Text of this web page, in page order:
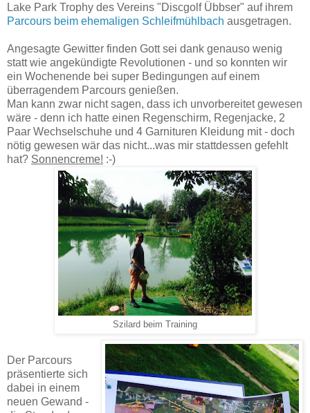
Lake Park Trophy des Vereins "Discgolf Übbser" auf ihrem
Parcours beim ehemaligen Schleifmühlbach ausgetragen.
Angesagte Gewitter finden Gott sei dank genauso wenig
statt wie angekündigte Revolutionen - und so konnten wir
ein Wochenende bei super Bedingungen auf einem
überragendem Parcours genießen.
Man kann zwar nicht sagen, dass ich unvorbereitet gewesen
wäre - denn ich hatte einen Regenschirm, Regenjacke, 2
Paar Wechselschuhe und 4 Garnituren Kleidung mit - doch
nötig gewesen wär das nicht...was mir stattdessen gefehlt
hat? Sonnencreme! :-)
Szilard beim Training
Der Parcours
präsentierte sich
dabei in einem
neuen Gewand -